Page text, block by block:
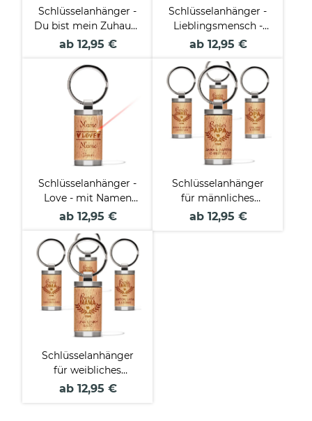
Schlüsselanhänger -
Du bist mein Zuhause
- mit Name -
Echtholz - 24 x 48
ab 12,95 €
Schlüsselanhänger -
Lieblingsmensch -
mit Name -
Echtholz - 24 x 48
mm
ab 12,95 €
Schlüsselanhänger -
Love - mit Namen
und Datum
rechteckig aus
Echtholz - 24 x 48
mm
ab 12,95 €
Schlüsselanhänger
für männliches
Familienmitglied von
ab 12,95 €
Schlüsselanhänger
für weibliches
Familienmitglied von
ab 12,95 €